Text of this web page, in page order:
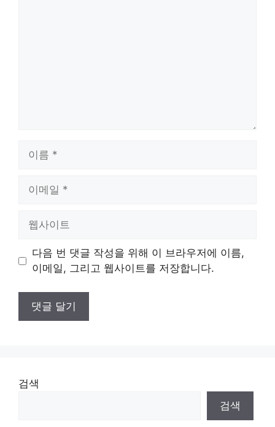
트
다음 번 댓글 작성을 위해 이 브라우저에 이름,
이메일, 그리고 웹사이트를 저장합니다.
검색
검색